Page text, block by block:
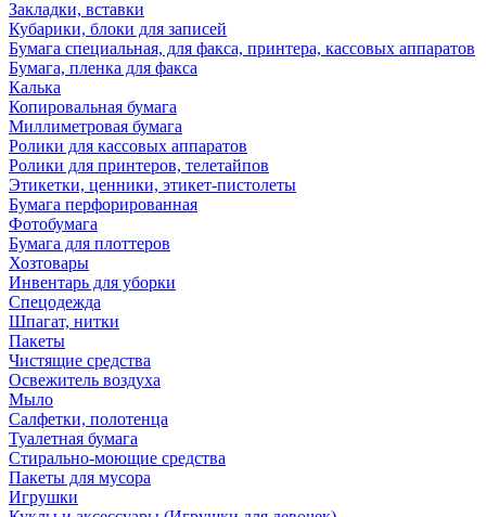
Закладки, вставки
Кубарики, блоки для записей
Бумага специальная, для факса, принтера, кассовых аппаратов
Бумага, пленка для факса
Калька
Копировальная бумага
Миллиметровая бумага
Ролики для кассовых аппаратов
Ролики для принтеров, телетайпов
Этикетки, ценники, этикет-пистолеты
Бумага перфорированная
Фотобумага
Бумага для плоттеров
Хозтовары
Инвентарь для уборки
Спецодежда
Шпагат, нитки
Пакеты
Чистящие средства
Освежитель воздуха
Мыло
Салфетки, полотенца
Туалетная бумага
Стирально-моющие средства
Пакеты для мусора
Игрушки